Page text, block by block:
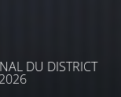
DU DISTRICT